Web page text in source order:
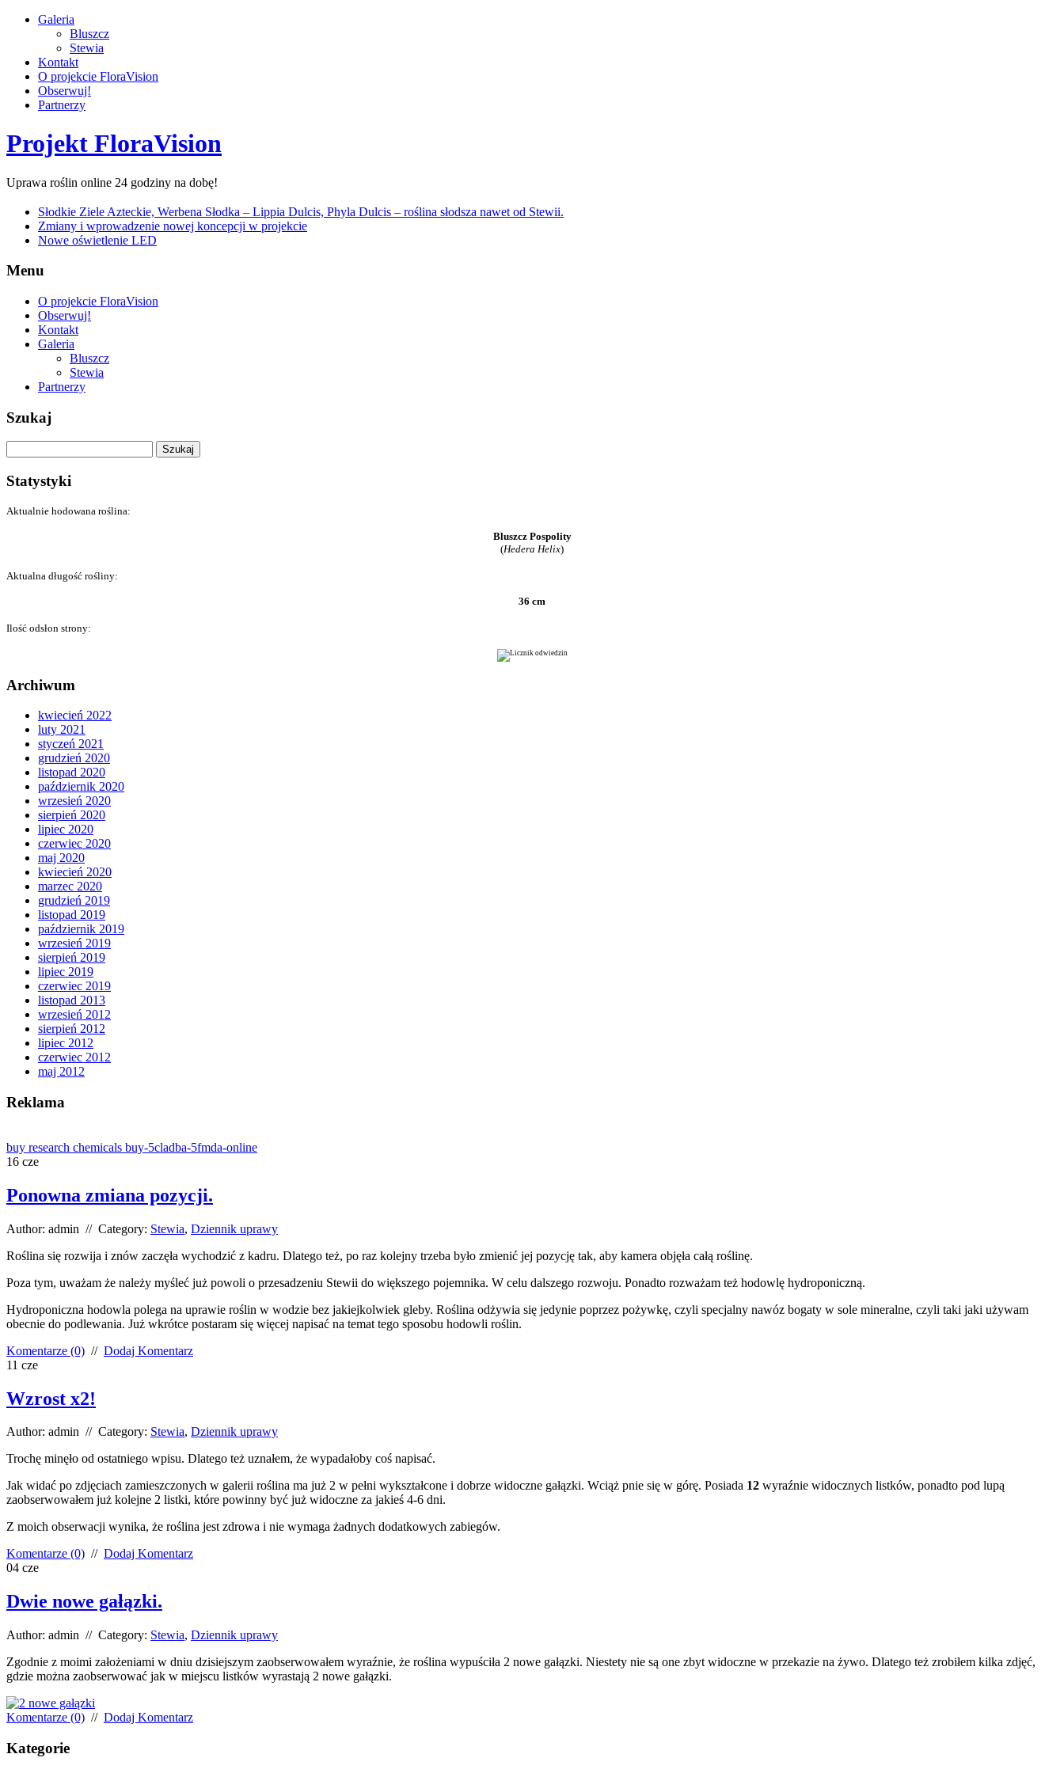
Galeria
Bluszcz
Stewia
Kontakt
O projekcie FloraVision
Obserwuj!
Partnerzy
Projekt FloraVision
Uprawa roślin online 24 godziny na dobę!
Słodkie Ziele Azteckie, Werbena Słodka – Lippia Dulcis, Phyla Dulcis – roślina słodsza nawet od Stewii.
Zmiany i wprowadzenie nowej koncepcji w projekcie
Nowe oświetlenie LED
Menu
O projekcie FloraVision
Obserwuj!
Kontakt
Galeria
Bluszcz
Stewia
Partnerzy
Szukaj
Statystyki
Aktualnie hodowana roślina:
Bluszcz Pospolity
(Hedera Helix)
Aktualna długość rośliny:
36 cm
Ilość odsłon strony:
Archiwum
kwiecień 2022
luty 2021
styczeń 2021
grudzień 2020
listopad 2020
październik 2020
wrzesień 2020
sierpień 2020
lipiec 2020
czerwiec 2020
maj 2020
kwiecień 2020
marzec 2020
grudzień 2019
listopad 2019
październik 2019
wrzesień 2019
sierpień 2019
lipiec 2019
czerwiec 2019
listopad 2013
wrzesień 2012
sierpień 2012
lipiec 2012
czerwiec 2012
maj 2012
Reklama
buy research chemicals buy-5cladba-5fmda-online
16 cze
Ponowna zmiana pozycji.
Author: admin // Category: Stewia, Dziennik uprawy
Roślina się rozwija i znów zaczęła wychodzić z kadru. Dlatego też, po raz kolejny trzeba było zmienić jej pozycję tak, aby kamera objęła całą roślinę.
Poza tym, uważam że należy myśleć już powoli o przesadzeniu Stewii do większego pojemnika. W celu dalszego rozwoju. Ponadto rozważam też hodowlę hydroponiczną.
Hydroponiczna hodowla polega na uprawie roślin w wodzie bez jakiejkolwiek gleby. Roślina odżywia się jedynie poprzez pożywkę, czyli specjalny nawóz bogaty w sole mineralne, czyli taki jaki używam
obecnie do podlewania. Już wkrótce postaram się więcej napisać na temat tego sposobu hodowli roślin.
Komentarze (0) // Dodaj Komentarz
11 cze
Wzrost x2!
Author: admin // Category: Stewia, Dziennik uprawy
Trochę minęło od ostatniego wpisu. Dlatego też uznałem, że wypadałoby coś napisać.
Jak widać po zdjęciach zamieszczonych w galerii roślina ma już 2 w pełni wykształcone i dobrze widoczne gałązki. Wciąż pnie się w górę. Posiada 12 wyraźnie widocznych listków, ponadto pod lupą
zaobserwowałem już kolejne 2 listki, które powinny być już widoczne za jakieś 4-6 dni.
Z moich obserwacji wynika, że roślina jest zdrowa i nie wymaga żadnych dodatkowych zabiegów.
Komentarze (0) // Dodaj Komentarz
04 cze
Dwie nowe gałązki.
Author: admin // Category: Stewia, Dziennik uprawy
Zgodnie z moimi założeniami w dniu dzisiejszym zaobserwowałem wyraźnie, że roślina wypuściła 2 nowe gałązki. Niestety nie są one zbyt widoczne w przekazie na żywo. Dlatego też zrobiłem kilka zdjęć,
gdzie można zaobserwować jak w miejscu listków wyrastają 2 nowe gałązki.
Komentarze (0) // Dodaj Komentarz
Kategorie